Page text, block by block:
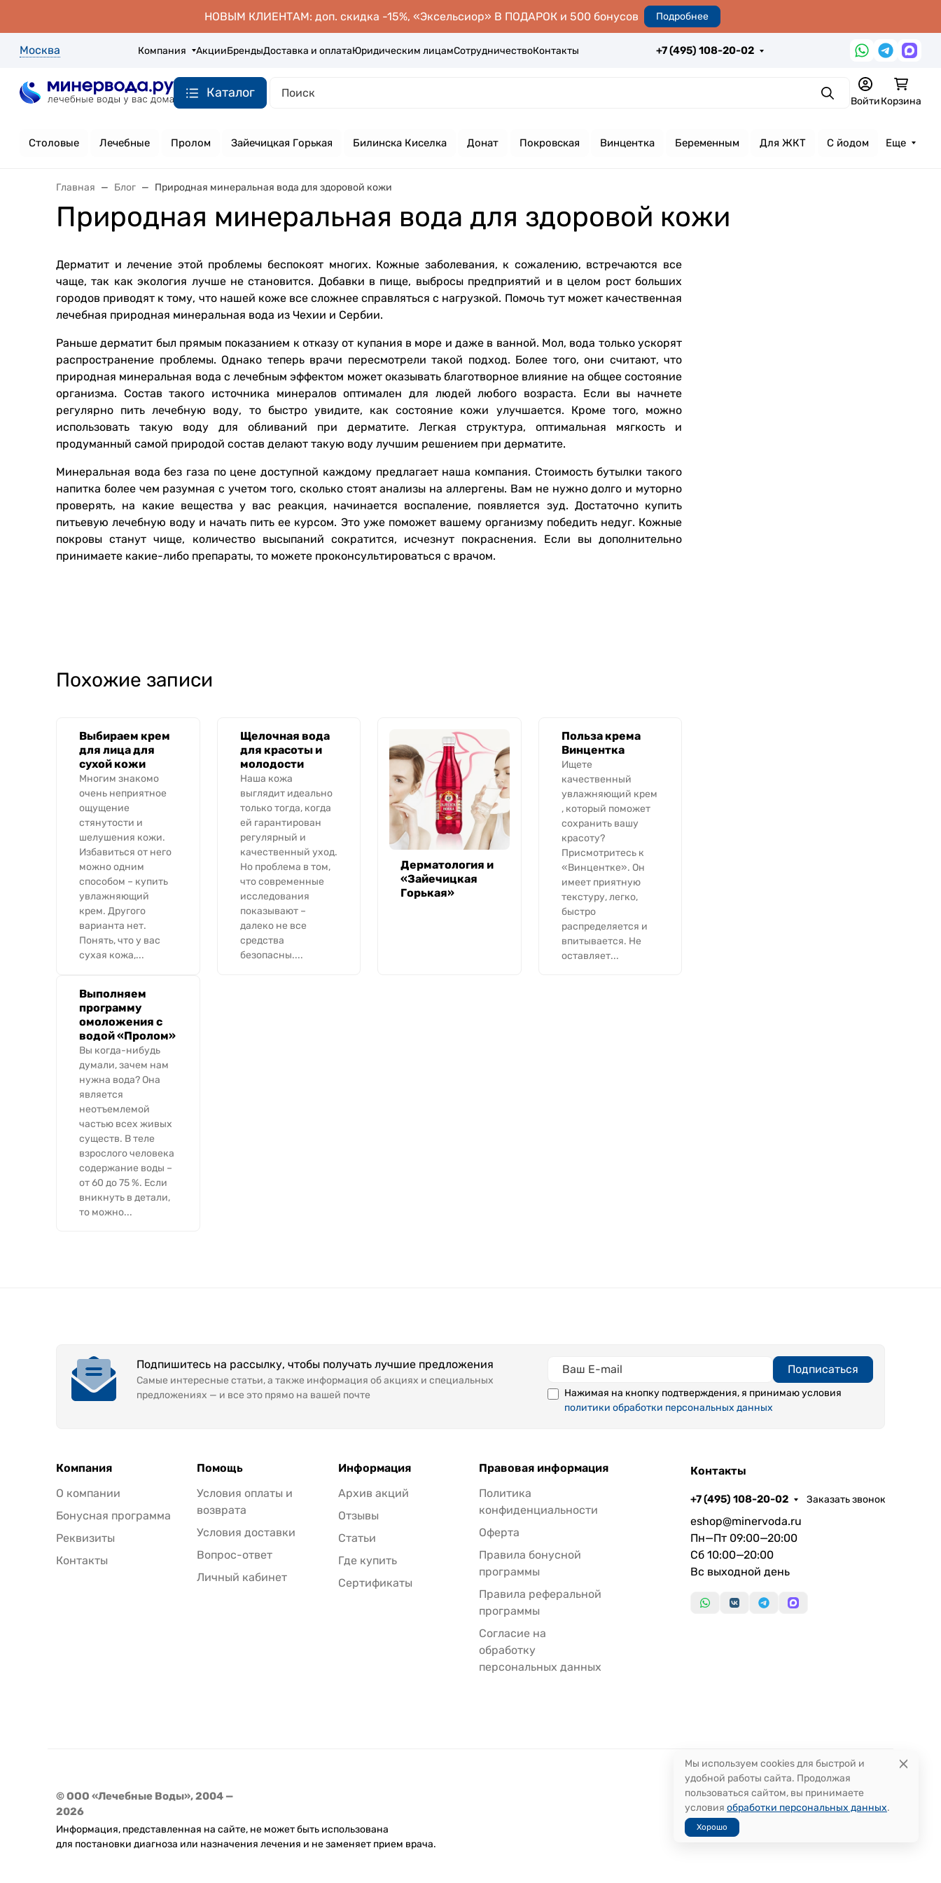
НОВЫМ КЛИЕНТАМ: доп. скидка -15%, «Эксельсиор» В ПОДАРОК и 500 бонусов Подробнее
Москва Компания АкцииБрендыДоставка и оплатаЮридическим лицамСотрудничествоКонтакты +7 (495) 108-20-02
Каталог ПоискВойтиКорзина
Столовые Лечебные Пролом Зайечицкая Горькая Билинска Киселка Донат Покровская Винцентка Беременным Для ЖКТ С йодом Еще
Главная Блог Природная минеральная вода для здоровой кожи
Природная минеральная вода для здоровой кожи
Дерматит и лечение этой проблемы беспокоят многих. Кожные заболевания, к сожалению, встречаются все
чаще, так как экология лучше не становится. Добавки в пище, выбросы предприятий и в целом рост больших
городов приводят к тому, что нашей коже все сложнее справляться с нагрузкой. Помочь тут может качественная
лечебная природная минеральная вода из Чехии и Сербии.
Раньше дерматит был прямым показанием к отказу от купания в море и даже в ванной. Мол, вода только ускорят
распространение проблемы. Однако теперь врачи пересмотрели такой подход. Более того, они считают, что
природная минеральная вода с лечебным эффектом может оказывать благотворное влияние на общее состояние
организма. Состав такого источника минералов оптимален для людей любого возраста. Если вы начнете
регулярно пить лечебную воду, то быстро увидите, как состояние кожи улучшается. Кроме того, можно
использовать такую воду для обливаний при дерматите. Легкая структура, оптимальная мягкость и
продуманный самой природой состав делают такую воду лучшим решением при дерматите.
Минеральная вода без газа по цене доступной каждому предлагает наша компания. Стоимость бутылки такого
напитка более чем разумная с учетом того, сколько стоят анализы на аллергены. Вам не нужно долго и муторно
проверять, на какие вещества у вас реакция, начинается воспаление, появляется зуд. Достаточно купить
питьевую лечебную воду и начать пить ее курсом. Это уже поможет вашему организму победить недуг. Кожные
покровы станут чище, количество высыпаний сократится, исчезнут покраснения. Если вы дополнительно
принимаете какие-либо препараты, то можете проконсультироваться с врачом.
Похожие записи
Выбираем крем
для лица для
сухой кожи
Многим знакомо
очень неприятное
ощущение
стянутости и
шелушения кожи.
Избавиться от него
можно одним
способом – купить
увлажняющий
крем. Другого
варианта нет.
Понять, что у вас
сухая кожа,...
Щелочная вода
для красоты и
молодости
Наша кожа
выглядит идеально
только тогда, когда
ей гарантирован
регулярный и
качественный уход.
Но проблема в том,
что современные
исследования
показывают –
далеко не все
средства
безопасны....
Дерматология и
«Зайечицкая
Горькая»
Польза крема
Винцентка
Ищете
качественный
увлажняющий крем
, который поможет
сохранить вашу
красоту?
Присмотритесь к
«Винцентке». Он
имеет приятную
текстуру, легко,
быстро
распределяется и
впитывается. Не
оставляет...
Выполняем
программу
омоложения с
водой «Пролом»
Вы когда-нибудь
думали, зачем нам
нужна вода? Она
является
неотъемлемой
частью всех живых
существ. В теле
взрослого человека
содержание воды –
от 60 до 75 %. Если
вникнуть в детали,
то можно...
Подпишитесь на рассылку, чтобы получать лучшие предложения
Самые интересные статьи, а также информация об акциях и специальных
предложениях — и все это прямо на вашей почте
Подписаться
Нажимая на кнопку подтверждения, я принимаю условия
политики обработки персональных данных
Компания
О компании
Бонусная программа
Реквизиты
Контакты
Помощь
Условия оплаты и
возврата
Условия доставки
Вопрос-ответ
Личный кабинет
Информация
Архив акций
Отзывы
Статьи
Где купить
Сертификаты
Правовая информация
Политика
конфиденциальности
Оферта
Правила бонусной
программы
Правила реферальной
программы
Согласие на
обработку
персональных данных
Контакты
+7 (495) 108-20-02 Заказать звонок
eshop@minervoda.ru
Пн—Пт 09:00—20:00
Сб 10:00—20:00
Вс выходной день
© ООО «Лечебные Воды», 2004 —
2026
Информация, представленная на сайте, не может быть использована
для постановки диагноза или назначения лечения и не заменяет прием врача.
Мы используем cookies для быстрой и
удобной работы сайта. Продолжая
пользоваться сайтом, вы принимаете
условия обработки персональных данных.
Хорошо